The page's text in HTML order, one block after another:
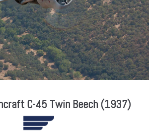
C-45 Twin Beech (1937)